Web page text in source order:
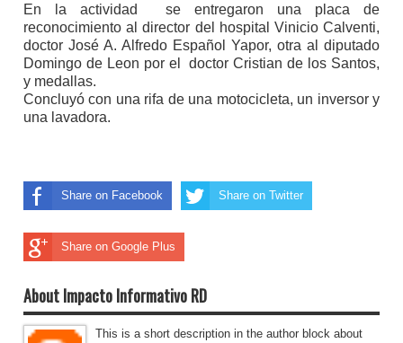
En la actividad se entregaron una placa de
reconocimiento al director del hospital Vinicio Calventi,
doctor José A. Alfredo Español Yapor, otra al diputado
Domingo de Leon por el doctor Cristian de los Santos,
y medallas.
Concluyó con una rifa de una motocicleta, un inversor y
una lavadora.
Share on Facebook Share on Twitter
Share on Google Plus
About Impacto Informativo RD
This is a short description in the author block about